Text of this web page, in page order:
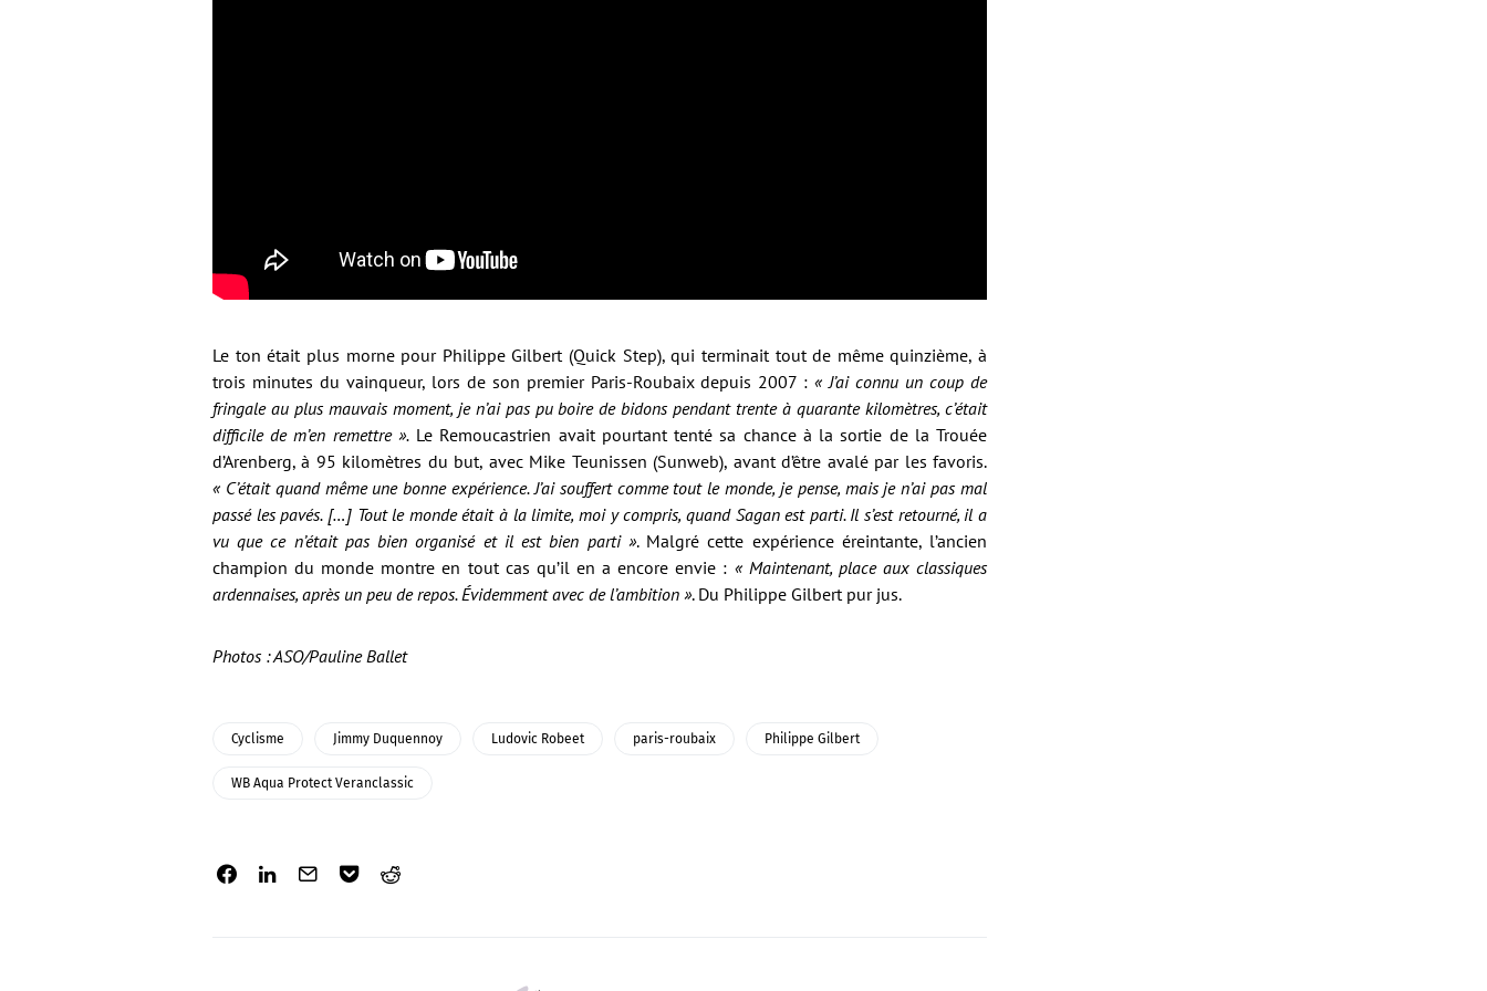
Le ton était plus morne pour Philippe Gilbert (Quick Step), qui terminait tout de même quinzième, à
trois minutes du vainqueur, lors de son premier Paris-Roubaix depuis 2007 :« J’ai connu un coup de
fringale au plus mauvais moment, je n’ai pas pu boire de bidons pendant trente à quarante kilomètres, c’était
difficile de m’en remettre ».Le Remoucastrien avait pourtant tenté sa chance à la sortie de la Trouée
d’Arenberg, à 95 kilomètres du but, avec Mike Teunissen (Sunweb), avant d’être avalé par les favoris.
« C’était quand même une bonne expérience. J’ai souffert comme tout le monde, je pense, mais je n’ai pas mal
passé les pavés. […] Tout le monde était à la limite,moi y compris, quand Sagan est parti. Il s’est retourné, il a
vu que ce n’était pas bien organisé et il est bien parti ». Malgré cette expérience éreintante, l’ancien
champion du monde montre en tout cas qu’il en a encore envie : « Maintenant, place aux classiques
ardennaises, après un peu de repos. Évidemment avec de l’ambition ». Du Philippe Gilbert pur jus.
Photos : ASO/Pauline Ballet
Cyclisme Jimmy Duquennoy Ludovic Robeet paris-roubaix Philippe Gilbert
WB Aqua Protect Veranclassic